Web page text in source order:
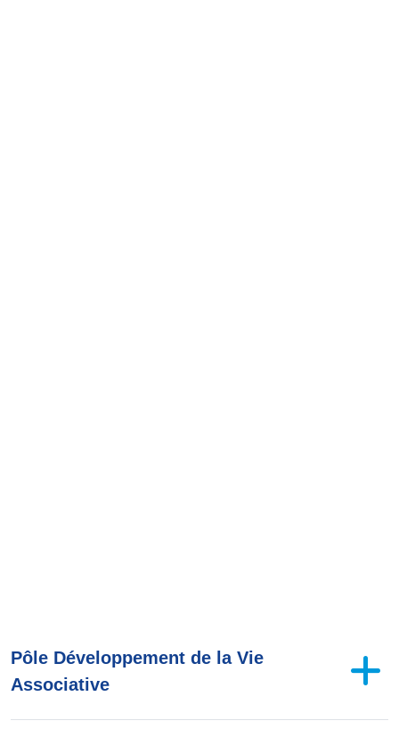
Pôle Développement de la Vie
Associative